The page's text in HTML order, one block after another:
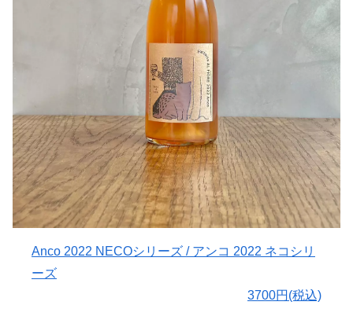
同じ志をもった生産者さんの思いと、葡萄たちの思いを、
そのまま「空」の下に。
Delaware・Masatoshi Ohno Neo-musca・Masao
Satou Chardonnay・Yousuke Akiba Steuben・
Toshinobu Kazama
引用：千夢ワイナリー
ー設立を目指し、2021年から宮城県のFattoria AL
FIOREさんで委託醸造をされています。
現在、石巻市牡鹿半島 黒崎の自社畑に植樹し栽培もスタ
醸造家であり代表の吉田さんは、様々な視点から生活の豊
かさや福祉、雇用が抱える問題の一つの解決として耕作放
棄地の開墾を行い「農」に行き着いたそうです。
土起こしからブドウ栽培、醸造まで、一貫して行う大注目
のワイナリーです。
【ブドウについて】
千夢ワイナリーさんは山形県を中心に高品質ワイン用葡萄
を栽培している農家さんの葡萄を使用し、醸造を行ってい
ます。
Anco 2022 NECOシリーズ / アンコ 2022 ネコシリ
ーズ
3700円(税込)